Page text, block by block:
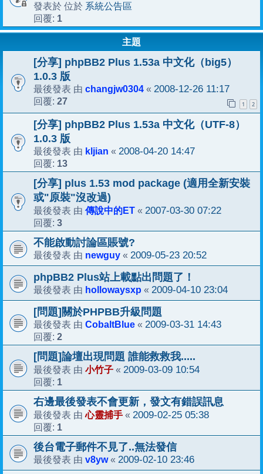
發表於 位於 系統公告區
回覆: 1
主題
[分享] phpBB2 Plus 1.53a 中文化（big5）
1.0.3 版
最後發表 由 changjw0304 « 2008-12-26 11:17
回覆: 27 1 2
[分享] phpBB2 Plus 1.53a 中文化（UTF-8）
1.0.3 版
最後發表 由 kljian « 2008-04-20 14:47
回覆: 13
[分享] plus 1.53 mod package (適用全新安裝
或"原裝"沒改過)
最後發表 由 傳說中的ET « 2007-03-30 07:22
回覆: 3
不能啟動討論區賬號?
最後發表 由 newguy « 2009-05-23 20:52
phpBB2 Plus站上載點出問題了！
最後發表 由 hollowaysxp « 2009-04-10 23:04
[問題]關於PHPBB升級問題
最後發表 由 CobaltBlue « 2009-03-31 14:43
回覆: 2
[問題]論壇出現問題 誰能救救我.....
最後發表 由 小竹子 « 2009-03-09 10:54
回覆: 1
右邊最後發表不會更新，發文有錯誤訊息
最後發表 由心靈捕手 « 2009-02-25 05:38
回覆: 1
後台電子郵件不見了..無法發信
最後發表 由 v8yw« 2009-02-10 23:46